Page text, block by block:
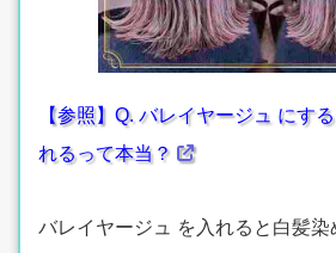
【参照】Q. バレイヤージュ にす
れるって本当？
バレイヤージュ を入れると白髪染